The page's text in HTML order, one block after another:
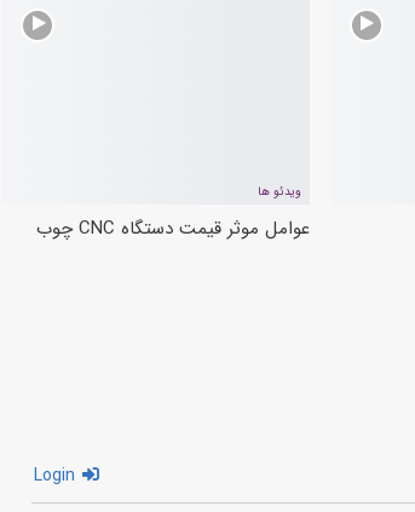
ویدئو ها
عوامل موثر قیمت دستگاه CNC چوب